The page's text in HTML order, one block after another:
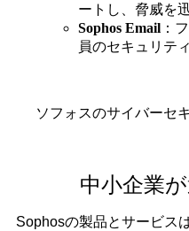
ートし、脅威を
Sophos Email ：
員のセキュリテ
ソフォスのサイバーセ
中小企業
Sophosの製品とサービス